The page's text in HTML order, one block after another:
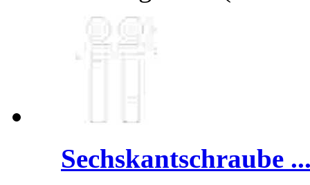
Sechskantschraube